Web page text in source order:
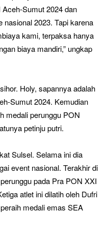
Sumut 2024 dan
nasional 2023. Tapi karena
kami, terpaksa hanya
biaya mandiri,” ungkap
Holy, sapannya adalah
Sumut 2024. Kemudian
medali perunggu PON
petinju putri.
Sulsel. Selama ini dia
event nasional. Terakhir di
pada Pra PON XXI
atlet ini dilatih oleh Dufri
medali emas SEA